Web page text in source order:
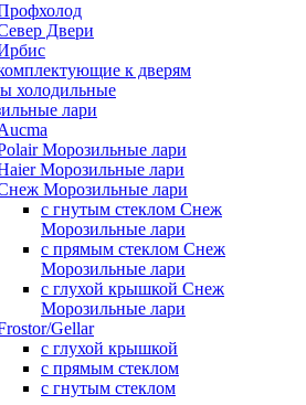
Двери
к дверям
холодильные
лари
Морозильные лари
Морозильные лари
Морозильные лари
с гнутым стеклом Снеж
Морозильные лари
с прямым стеклом Снеж
Морозильные лари
с глухой крышкой Снеж
Морозильные лари
Gellar
с глухой крышкой
с прямым стеклом
с гнутым стеклом